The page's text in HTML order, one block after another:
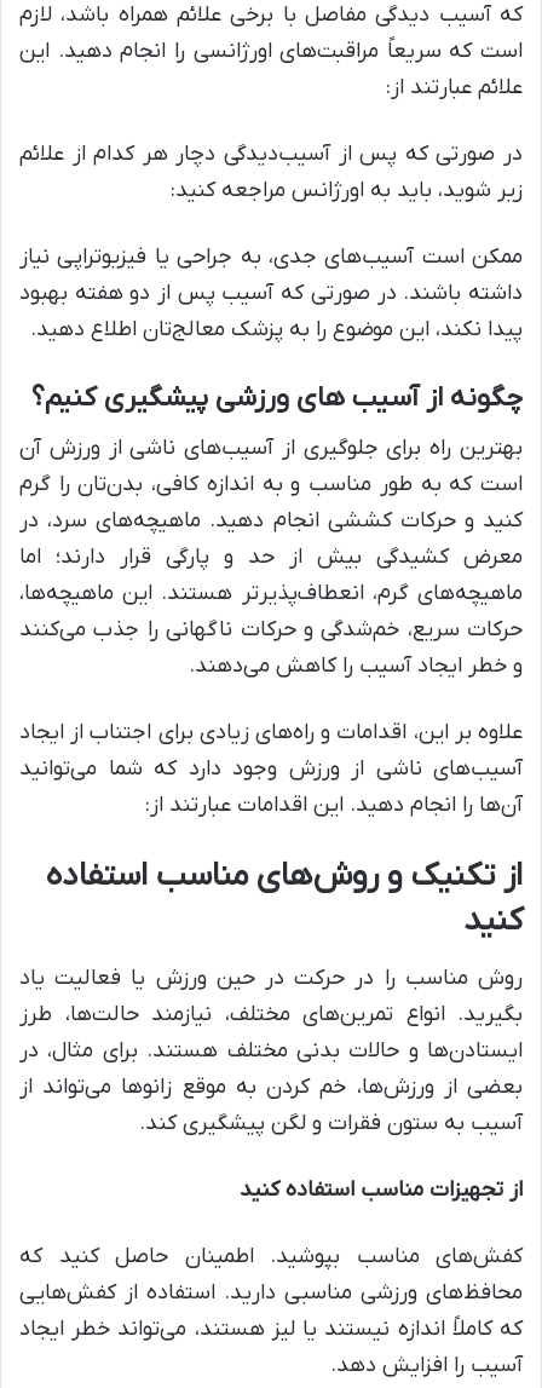
که آسیب دیدگی مفاصل با برخی علائم همراه باشد، لازم
است که سریعاً مراقبت‌های اورژانسی را انجام دهید. این
علائم عبارتند از:
در صورتی که پس از آسیب‌دیدگی دچار هر کدام از علائم
زیر شوید، باید به اورژانس مراجعه کنید:
ممکن است آسیب‌های جدی، به جراحی یا فیزیوتراپی نیاز
داشته باشند. در صورتی که آسیب پس از دو هفته بهبود
پیدا نکند، این موضوع را به پزشک معالج‌تان اطلاع دهید.
چگونه از آسیب های ورزشی پیشگیری کنیم؟
بهترین راه برای جلوگیری از آسیب‌های ناشی از ورزش آن
است که به طور مناسب و به اندازه‌ کافی، بدن‌تان را گرم
کنید و حرکات کششی انجام دهید. ماهیچه‌های سرد، در
معرض کشیدگی بیش از حد و پارگی قرار دارند؛ اما
ماهیچه‌های گرم، انعطاف‌پذیرتر هستند. این‌ ماهیچه‌ها،
حرکات سریع، خم‌شدگی و حرکات ناگهانی را جذب می‌کنند
و خطر ایجاد آسیب را کاهش می‌دهند.
علاوه بر این، اقدامات و راه‌های زیادی برای اجتناب از ایجاد
آسیب‌های ناشی از ورزش وجود دارد که شما می‌توانید
آن‌ها را انجام دهید. این اقدامات عبارتند از:
از تکنیک و روش‌های مناسب استفاده
کنید
روش مناسب را در حرکت در حین ورزش یا فعالیت یاد
بگیرید. انواع تمرین‌های مختلف، نیازمند حالت‌ها، طرز
ایستادن‌ها و حالات بدنی مختلف هستند. برای مثال، در
بعضی از ورزش‌ها، خم کردن به موقع زانوها می‌تواند از
آسیب به ستون فقرات و لگن پیشگیری کند.
از تجهیزات مناسب استفاده کنید
کفش‌های مناسب بپوشید. اطمینان حاصل کنید که
محافظ‌های ورزشی مناسبی دارید. استفاده از کفش‌هایی
که کاملاً اندازه نیستند یا لیز هستند، می‌تواند خطر ایجاد
آسیب را افزایش دهد.